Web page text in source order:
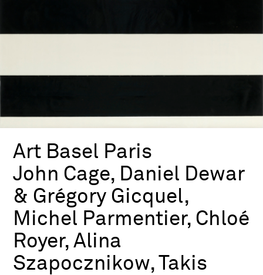
Art Basel Paris
John Cage, Daniel Dewar
& Grégory Gicquel,
Michel Parmentier, Chloé
Royer, Alina
Szapocznikow, Takis